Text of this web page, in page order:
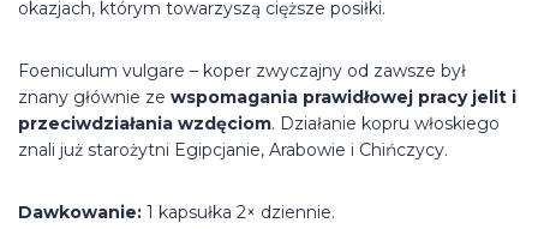
okazjach, którym towarzyszą cięższe posiłki.
Foeniculum vulgare – koper zwyczajny od zawsze był
znany głównie ze wspomagania prawidłowej pracy jelit i
przeciwdziałania wzdęciom. Działanie kopru włoskiego
znali już starożytni Egipcjanie, Arabowie i Chińczycy.
Dawkowanie: 1 kapsułka 2× dziennie.